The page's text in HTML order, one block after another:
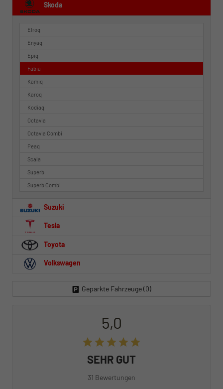
Skoda
Elroq
Enyaq
Epiq
Fabia
Kamiq
Karoq
Kodiaq
Octavia
Octavia Combi
Peaq
Scala
Superb
Superb Combi
Suzuki
Tesla
Toyota
Volkswagen
Geparkte Fahrzeuge (0)
5,0
SEHR GUT
31 Bewertungen